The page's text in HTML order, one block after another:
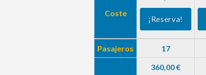
Coste
¡Reserva!
Pasajeros 17
360,00 €